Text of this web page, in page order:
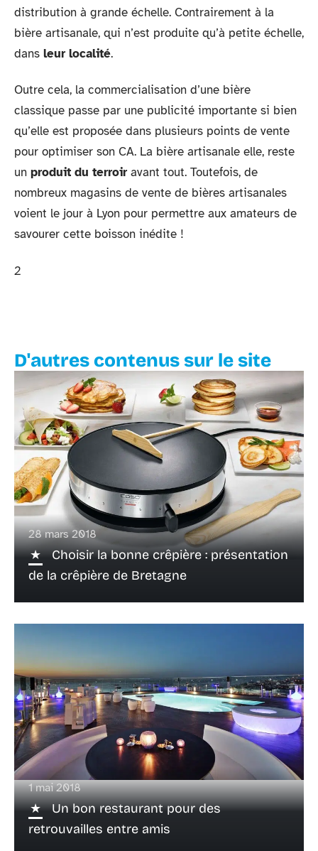
distribution à grande échelle. Contrairement à la
bière artisanale, qui n’est produite qu’à petite échelle,
dans leur localité.
Outre cela, la commercialisation d’une bière
classique passe par une publicité importante si bien
qu’elle est proposée dans plusieurs points de vente
pour optimiser son CA. La bière artisanale elle, reste
un produit du terroir avant tout. Toutefois, de
nombreux magasins de vente de bières artisanales
voient le jour à Lyon pour permettre aux amateurs de
savourer cette boisson inédite !
2
D'autres contenus sur le site
28 mars 2018
Choisir la bonne crêpière : présentation
de la crêpière de Bretagne
1 mai 2018
Un bon restaurant pour des
retrouvailles entre amis